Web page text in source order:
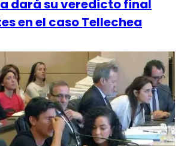
dará su veredicto final
en el caso Tellechea